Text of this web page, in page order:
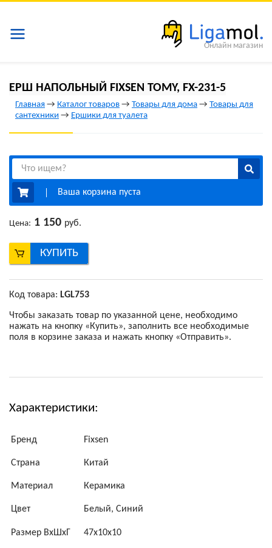
ЕРШ НАПОЛЬНЫЙ FIXSEN TOMY, FX-231-5
Главная → Каталог товаров → Товары для дома → Товары для
сантехники → Ершики для туалета
Ваша корзина пуста
Цена: 1 150 руб.
КУПИТЬ
Код товара: LGL753
Чтобы заказать товар по указанной цене, необходимо
нажать на кнопку «Купить», заполнить все необходимые
поля в корзине заказа и нажать кнопку «Отправить».
Характеристики:
Бренд Fixsen
Страна Китай
Материал Керамика
Цвет Белый, Синий
Размер ВхШхГ 47х10х10
Онлайн магазин